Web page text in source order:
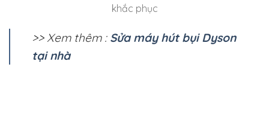
khắc phục
>> Xem thêm : Sửa máy hút bụi Dyson
tại nhà